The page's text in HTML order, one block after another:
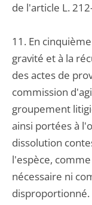
de l'article L.
11. En
gravité et à la
des actes de
commission
groupement
ainsi portées à
dissolution
l'espèce,
nécessaire ni
disproportionné.